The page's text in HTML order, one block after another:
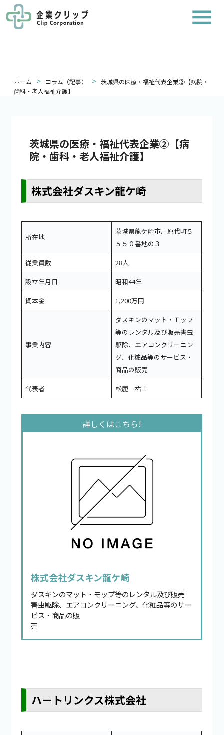
ホーム > コラム（記事） > 茨城県の医療・福祉代表企業②【病院・
歯科・老人福祉介護】
茨城県の医療・福祉代表企業②【病
院・歯科・老人福祉介護】
株式会社ダスキン龍ケ崎
所在地
茨城県龍ケ崎市川原代町５
５５０番地の３
従業員数
28人
設立年月日
昭和44年
資本金
1,200万円
事業内容
ダスキンのマット・モップ
等のレンタル及び販売害虫
駆除、エアコンクリーニン
グ、化粧品等のサービス・
商品の販売
代表者
松鹿 祐二
株式会社ダスキン龍ケ崎
ダスキンのマット・モップ等のレンタル及び販売
害虫駆除、エアコンクリーニング、化粧品等のサー
ビス・商品の販
売
ハートリンクス株式会社